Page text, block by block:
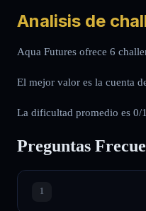
Analisis de
Aqua Futures ofrece 6
El mejor valor es la cuenta
La dificultad promedio es 0/
Preguntas